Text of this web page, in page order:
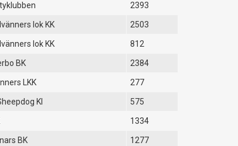
2393
lok KK 2503
lok KK 812
BK 2384
LKK 277
Kl 575
1334
BK 1277